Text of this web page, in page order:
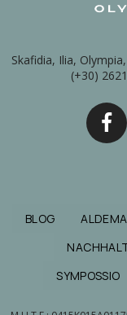
Skafidia, Ilia,
(+30)
BLOG
SYMPOSSIO